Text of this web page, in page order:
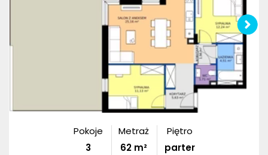
Pokoje
3
Metraż
62 m²
Piętro
parter